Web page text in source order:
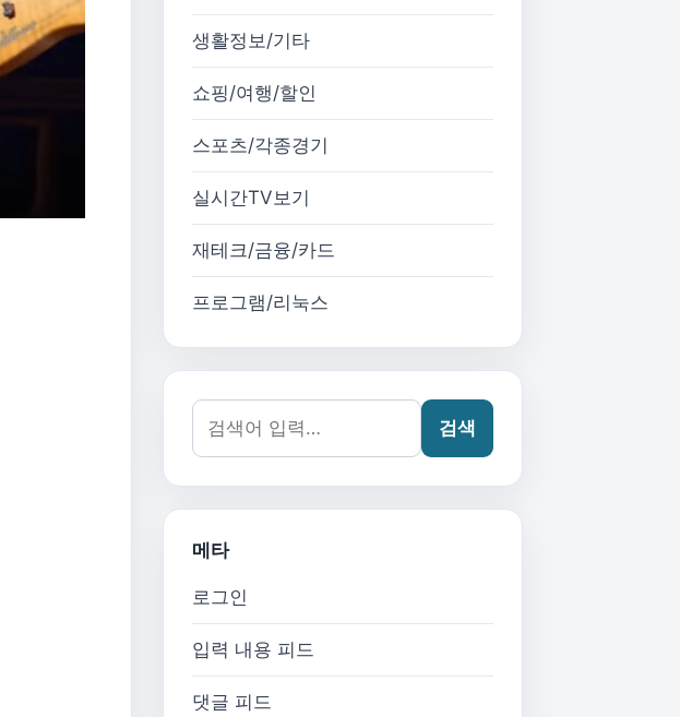
생활정보/기타
쇼핑/여행/할인
스포츠/각종경기
실시간TV보기
재테크/금융/카드
프로그램/리눅스
검색어:
검색
메타
로그인
입력 내용 피드
댓글 피드